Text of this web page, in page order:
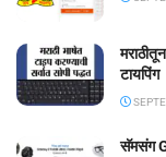
टायपिंग
सॅमसंग